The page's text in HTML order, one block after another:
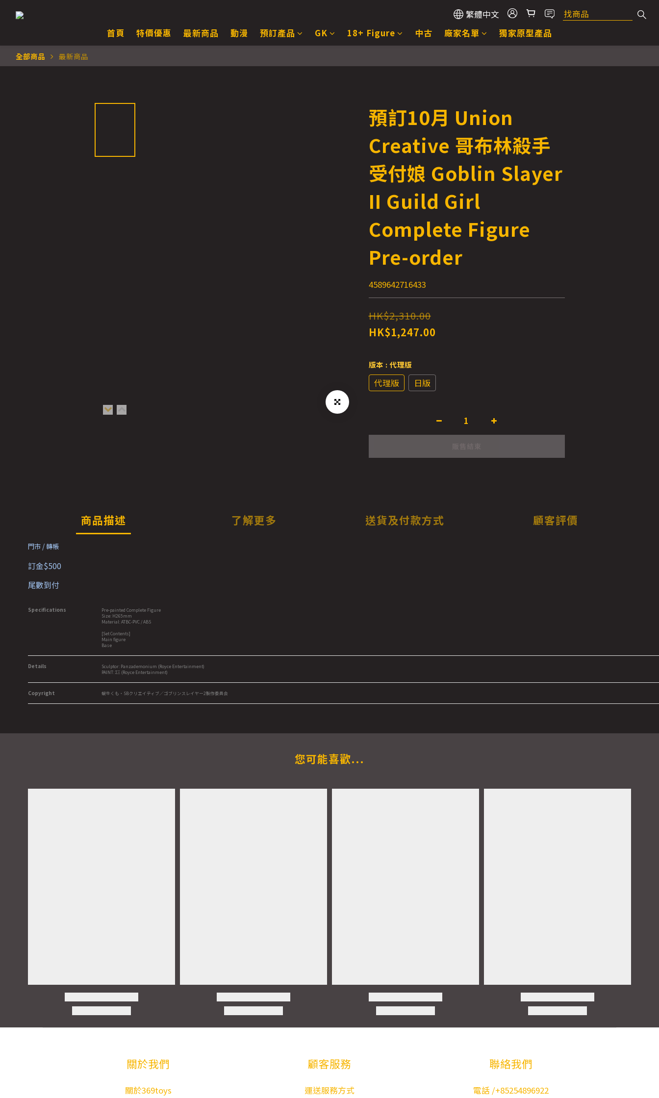
繁體中文
首頁
特價優惠 最新商品 動漫 預訂產品 GK 18+ Figure 中古 廠家名單 獨家原型產品
全部商品 最新商品
預訂10月 Union
Creative 哥布林殺手
受付娘 Goblin Slayer
II Guild Girl
Complete Figure
Pre-order
4589642716433
HK$2,310.00
HK$1,247.00
版本 : 代理版
代理版 日版
商品描述 了解更多 送貨及付款方式 顧客評價
門市 / 轉帳
訂金$500
尾數到付
Specifications
Pre-painted Complete Figure
Size: H265mm
Material: ATBC-PVC / ABS
[Set Contents]
Main figure
Base
Details
Sculptor: Panzademonium (Royce Entertainment)
PAINT: ΣΞ (Royce Entertainment)
Copyright 蝸牛くも・SBクリエイティブ／ゴブリンスレイヤー2製作委員会
您可能喜歡...
關於我們
關於369toys
顧客服務
運送服務方式
聯絡我們
電話 /+85254896922